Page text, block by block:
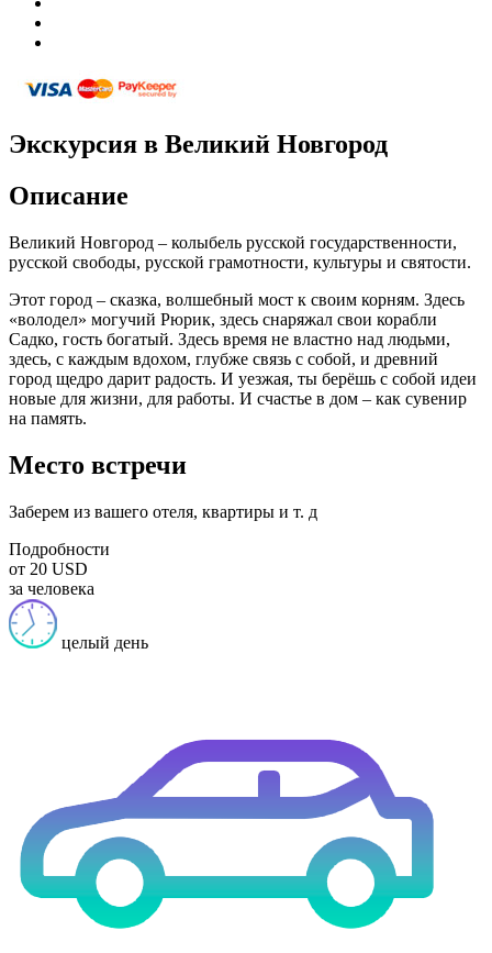
Экскурсия в Великий Новгород
Описание
Великий Новгород – колыбель русской государственности,
русской свободы, русской грамотности, культуры и святости.
Этот город – сказка, волшебный мост к своим корням. Здесь
«володел» могучий Рюрик, здесь снаряжал свои корабли
Садко, гость богатый. Здесь время не властно над людьми,
здесь, с каждым вдохом, глубже связь с собой, и древний
город щедро дарит радость. И уезжая, ты берёшь с собой идеи
новые для жизни, для работы. И счастье в дом – как сувенир
на память.
Место встречи
Заберем из вашего отеля, квартиры и т. д
Подробности
от 20 USD
за человека
целый день